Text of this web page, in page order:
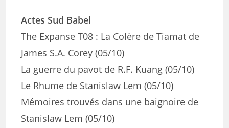
Actes Sud Babel
The Expanse T08 : La Colère de Tiamat de
James S.A. Corey (05/10)
La guerre du pavot de R.F. Kuang (05/10)
Le Rhume de Stanislaw Lem (05/10)
Mémoires trouvés dans une baignoire de
Stanislaw Lem (05/10)